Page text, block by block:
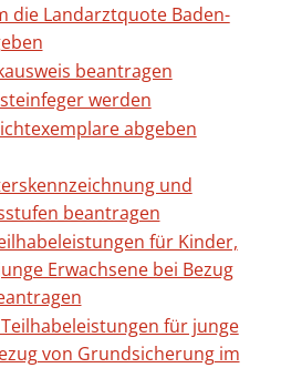
die Landarztquote Baden-
beantragen
werden
abgeben
und
beantragen
für Kinder,
Erwachsene bei Bezug
für junge
von Grundsicherung im